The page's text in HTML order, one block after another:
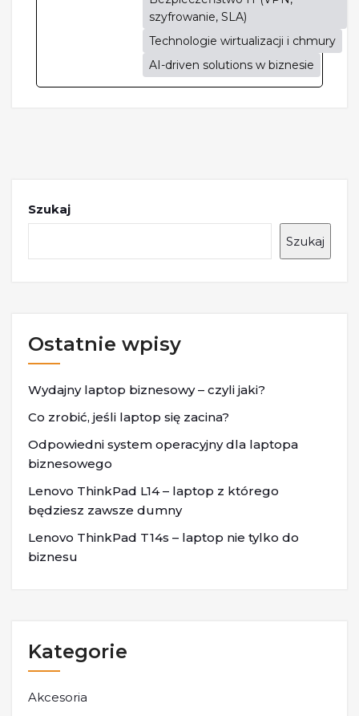
szyfrowanie, SLA)
Technologie wirtualizacji i chmury
AI-driven solutions w biznesie
Szukaj
Szukaj
Ostatnie wpisy
Wydajny laptop biznesowy – czyli jaki?
Co zrobić, jeśli laptop się zacina?
Odpowiedni system operacyjny dla laptopa
biznesowego
Lenovo ThinkPad L14 – laptop z którego
będziesz zawsze dumny
Lenovo ThinkPad T14s – laptop nie tylko do
biznesu
Kategorie
Akcesoria